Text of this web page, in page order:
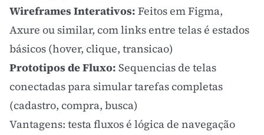
Wireframes Interativos: Feitos em Figma,
Axure ou similar, com links entre telas é estados
básicos (hover, clique, transicao)
Prototipos de Fluxo: Sequencias de telas
conectadas para simular tarefas completas
(cadastro, compra, busca)
Vantagens: testa fluxos é lógica de navegação